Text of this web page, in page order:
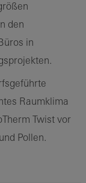
den
in
Raumklima
Twist vor
Pollen.